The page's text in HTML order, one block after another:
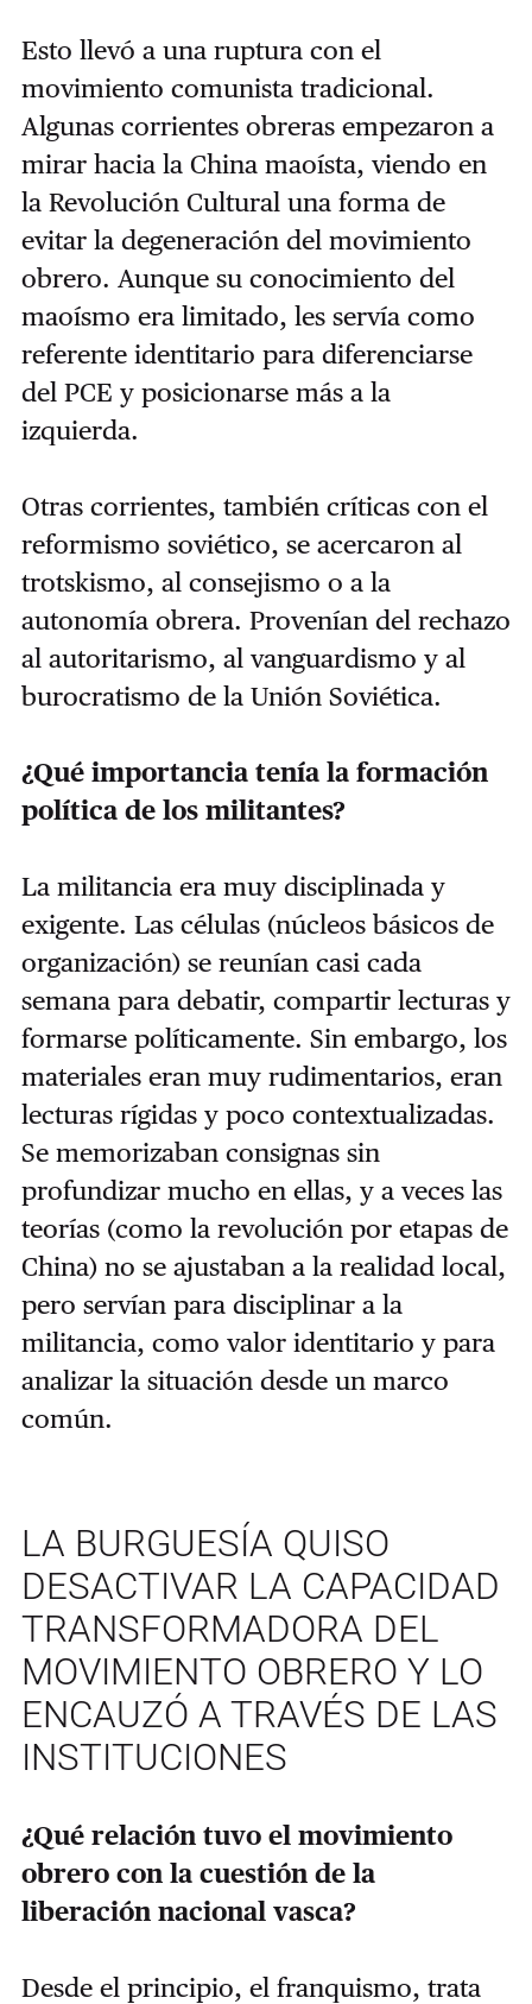
Esto llevó a una ruptura con el
movimiento comunista tradicional.
Algunas corrientes obreras empezaron a
mirar hacia la China maoísta, viendo en
la Revolución Cultural una forma de
evitar la degeneración del movimiento
obrero. Aunque su conocimiento del
maoísmo era limitado, les servía como
referente identitario para diferenciarse
del PCE y posicionarse más a la
izquierda.
Otras corrientes, también críticas con el
reformismo soviético, se acercaron al
trotskismo, al consejismo o a la
autonomía obrera. Provenían del rechazo
al autoritarismo, al vanguardismo y al
burocratismo de la Unión Soviética.
¿Qué importancia tenía la formación
política de los militantes?
La militancia era muy disciplinada y
exigente. Las células (núcleos básicos de
organización) se reunían casi cada
semana para debatir, compartir lecturas y
formarse políticamente. Sin embargo, los
materiales eran muy rudimentarios, eran
lecturas rígidas y poco contextualizadas.
Se memorizaban consignas sin
profundizar mucho en ellas, y a veces las
teorías (como la revolución por etapas de
China) no se ajustaban a la realidad local,
pero servían para disciplinar a la
militancia, como valor identitario y para
analizar la situación desde un marco
común.
LA BURGUESÍA QUISO
DESACTIVAR LA CAPACIDAD
TRANSFORMADORA DEL
MOVIMIENTO OBRERO Y LO
ENCAUZÓ A TRAVÉS DE LAS
INSTITUCIONES
¿Qué relación tuvo el movimiento
obrero con la cuestión de la
liberación nacional vasca?
Desde el principio, el franquismo, trata